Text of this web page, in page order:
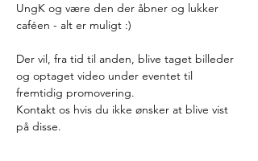
UngK og være den der åbner og lukker
caféen - alt er muligt :)
Der vil, fra tid til anden, blive taget billeder
og optaget video under eventet til
fremtidig promovering.
Kontakt os hvis du ikke ønsker at blive vist
på disse.